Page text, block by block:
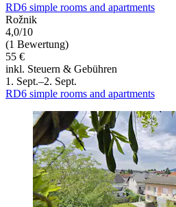
RD6 simple rooms and apartments
Rožnik
4,0/10
(1 Bewertung)
55 €
inkl. Steuern & Gebühren
1. Sept.–2. Sept.
RD6 simple rooms and apartments